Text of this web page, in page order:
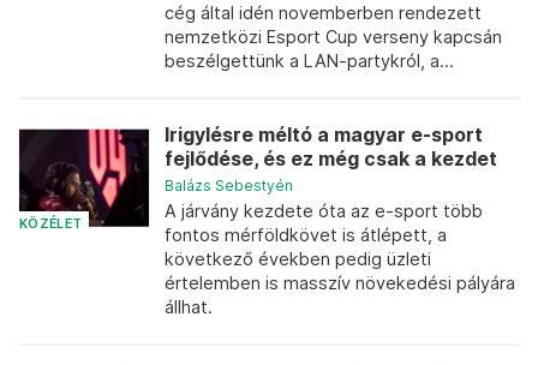
cég által idén novemberben rendezett
nemzetközi Esport Cup verseny kapcsán
beszélgettünk a LAN-partykról, a...
KÖZÉLET
Irigylésre méltó a magyar e-sport
fejlődése, és ez még csak a kezdet
Balázs Sebestyén
A járvány kezdete óta az e-sport több
fontos mérföldkövet is átlépett, a
következő években pedig üzleti
értelemben is masszív növekedési pályára
állhat.